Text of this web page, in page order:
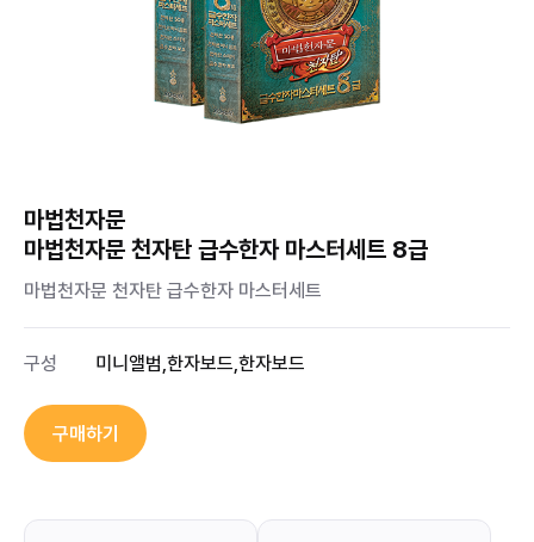
마법천자문
마법천자문 천자탄 급수한자 마스터세트 8급
마법천자문 천자탄 급수한자 마스터세트
구성 미니앨범,한자보드,한자보드
구매하기